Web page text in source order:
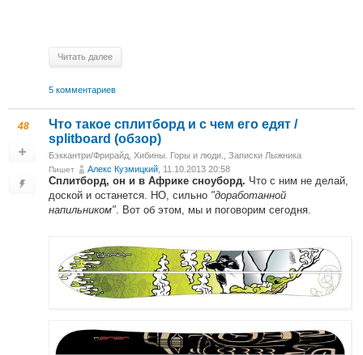
Читать далее
5 комментариев
48
Что такое сплитборд и с чем его едят /
splitboard (обзор)
Бэккантри/Фрирайд Хибины. Горы и люди. Записки Лыжника
Пишет Алекс Кузмицкий , 11.10.2013 20:58
Сплитборд, он и в Африке сноуборд. Что с ним не делай,
доской и останется. НО, сильно "доработанной
напильником" . Вот об этом, мы и поговорим сегодня.